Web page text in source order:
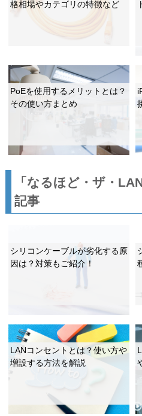
格相場やカテゴリの特徴など
PoEを使用するメリットとは？
その使い方まとめ
「なるほど・ザ・
記事
シリコンケーブルが劣化する原
因は？対策もご紹介！
LANコンセントとは？使い方や
増設する方法を解説